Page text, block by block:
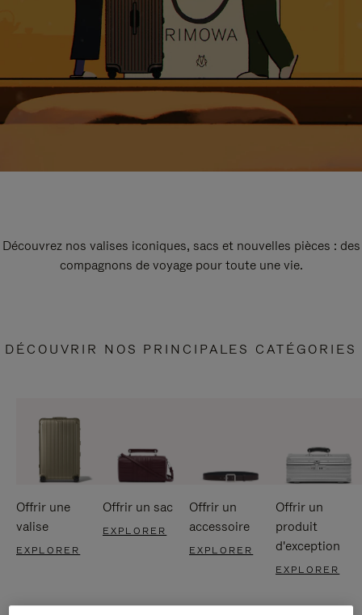
Découvrez nos valises iconiques, sacs et nouvelles pièces : des
compagnons de voyage pour toute une vie.
DÉCOUVRIR NOS PRINCIPALES CATÉGORIES
Offrir une
valise
EXPLORER
Offrir un sac
EXPLORER
Offrir un
accessoire
EXPLORER
Offrir un
produit
d'exception
EXPLORER